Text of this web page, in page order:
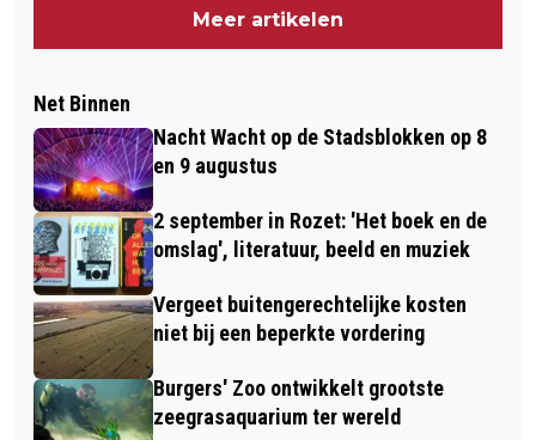
Meer artikelen
Net Binnen
Nacht Wacht op de Stadsblokken op 8
en 9 augustus
2 september in Rozet: 'Het boek en de
omslag', literatuur, beeld en muziek
Vergeet buitengerechtelijke kosten
niet bij een beperkte vordering
Burgers' Zoo ontwikkelt grootste
zeegrasaquarium ter wereld